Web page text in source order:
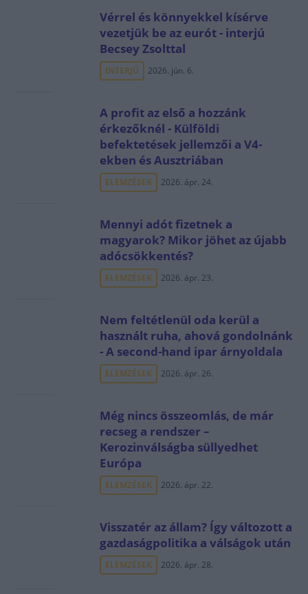
Vérrel és könnyekkel kísérve
vezetjük be az eurót - interjú
Becsey Zsolttal
INTERJÚ 2026. jún. 6.
A profit az első a hozzánk
érkezőknél - Külföldi
befektetések jellemzői a V4-
ekben és Ausztriában
ELEMZÉSEK 2026. ápr. 24.
Mennyi adót fizetnek a
magyarok? Mikor jöhet az újabb
adócsökkentés?
ELEMZÉSEK 2026. ápr. 23.
Nem feltétlenül oda kerül a
használt ruha, ahová gondolnánk
- A second-hand ipar árnyoldala
ELEMZÉSEK 2026. ápr. 26.
Még nincs összeomlás, de már
recseg a rendszer –
Kerozinválságba süllyedhet
Európa
ELEMZÉSEK 2026. ápr. 22.
Visszatér az állam? Így változott a
gazdaságpolitika a válságok után
ELEMZÉSEK 2026. ápr. 28.